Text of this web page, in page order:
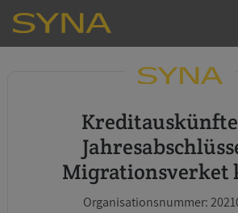
Kreditauskünfte und
Migrationsverket
Organisationsnummer: